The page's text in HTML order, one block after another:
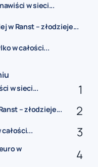
w sieci...
w Ranst – złodzieje...
w całości...
w sieci...
– złodzieje...
w